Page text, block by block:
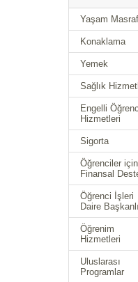
Yaşam
Konaklama
Yemek
Sağlık
Engelli
Hizmetleri
Sigorta
Öğrenciler için
Finansal
Öğrenci İşleri
Daire
Öğrenim
Hizmetleri
Uluslarası
Programlar